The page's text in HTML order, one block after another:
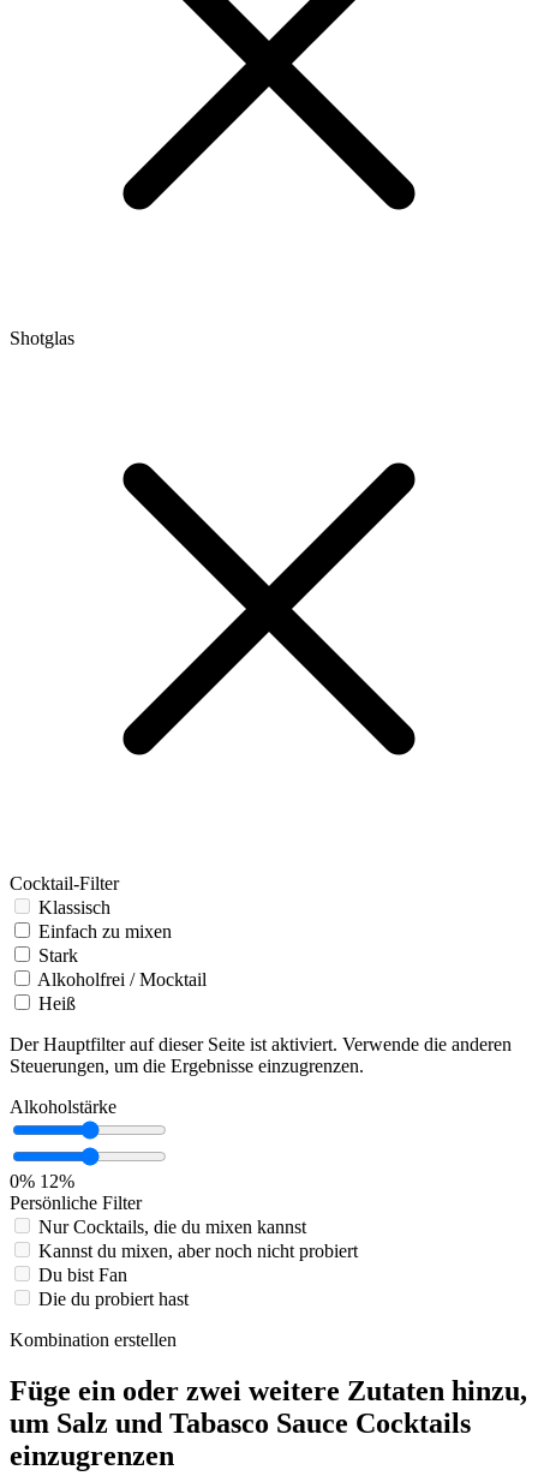
Shotglas
Cocktail-Filter
Klassisch
Einfach zu mixen
Stark
Alkoholfrei / Mocktail
Heiß
Der Hauptfilter auf dieser Seite ist aktiviert. Verwende die anderen
Steuerungen, um die Ergebnisse einzugrenzen.
Alkoholstärke
0% 12%
Persönliche Filter
Nur Cocktails, die du mixen kannst
Kannst du mixen, aber noch nicht probiert
Du bist Fan
Die du probiert hast
Kombination erstellen
Füge ein oder zwei weitere Zutaten hinzu,
um Salz und Tabasco Sauce Cocktails
einzugrenzen